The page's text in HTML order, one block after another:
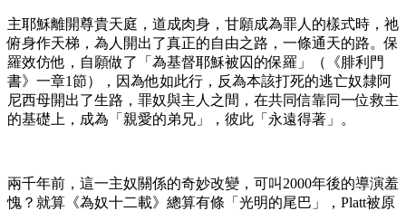
主耶穌離開尊貴天庭，道成肉身，甘願成為罪人的樣式時，祂
俯身作天梯，為人開出了真正的自由之路，一條通天的路。保
羅效仿他，自願做了「為基督耶穌被囚的保羅」（《腓利門
書》一章1節），因為他如此行，反為本該打死的逃亡奴隸阿
尼西母開出了生路，罪奴與主人之間，在共同信靠同一位救主
的基礎上，成為「親愛的弟兄」，彼此「永遠得著」。
兩千年前，這一主奴關係的奇妙改變，可叫2000年後的導演羞
愧？就算《為奴十二載》總算有條「光明的尾巴」，Platt被原